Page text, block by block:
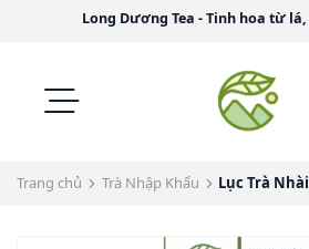
Long Dương Tea - Tinh hoa từ
Trang chủ Trà Nhập Khẩu Lục Trà